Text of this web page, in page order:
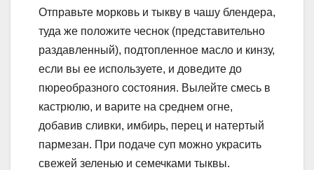
Отправьте морковь и тыкву в чашу блендера,
туда же положите чеснок (представительно
раздавленный), подтопленное масло и кинзу,
если вы ее используете, и доведите до
пюреобразного состояния. Вылейте смесь в
кастрюлю, и варите на среднем огне,
добавив сливки, имбирь, перец и натертый
пармезан. При подаче суп можно украсить
свежей зеленью и семечками тыквы.